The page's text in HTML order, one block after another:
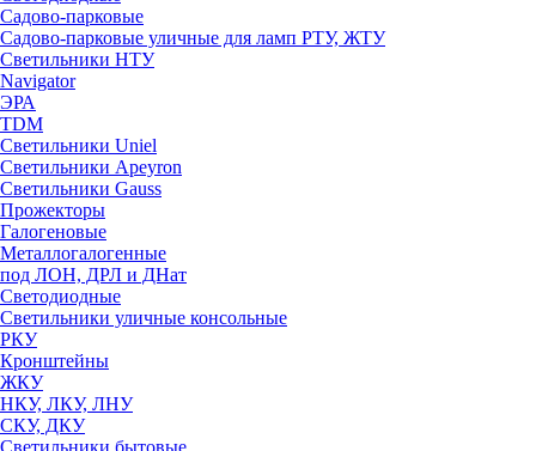
Садово-парковые
Садово-парковые уличные для ламп РТУ, ЖТУ
Светильники НТУ
Navigator
ЭРА
TDM
Светильники Uniel
Светильники Apeyron
Светильники Gauss
Прожекторы
Галогеновые
Металлогалогенные
под ЛОН, ДРЛ и ДНат
Светодиодные
Светильники уличные консольные
РКУ
Кронштейны
ЖКУ
НКУ, ЛКУ, ЛНУ
СКУ, ДКУ
Светильники бытовые